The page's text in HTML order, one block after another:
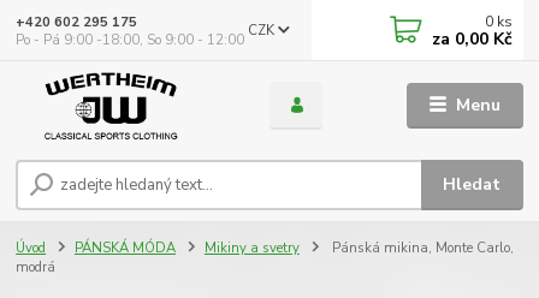
Menu
CZK
Hledat
+420 602 295 175
Po - Pá 9:00 -18:00, So 9:00 - 12:00
0 ks
za 0,00 Kč
Úvod PÁNSKÁ MÓDA Mikiny a svetry
Pánská mikina, Monte Carlo,
modrá